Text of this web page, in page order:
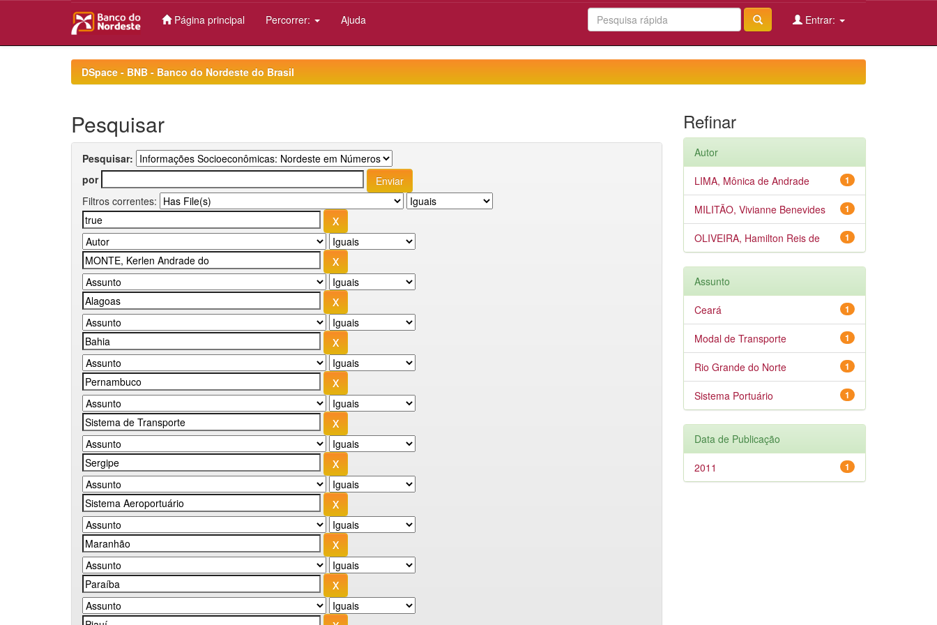
Página principal Percorrer: Ajuda Entrar:
DSpace - BNB - Banco do Nordeste do Brasil
Pesquisar
Pesquisar:
por
Filtros correntes:
Refinar
Autor
1
LIMA, Mônica de Andrade
1
MILITÃO, Vivianne Benevides
1
OLIVEIRA, Hamilton Reis de
Assunto
1
Ceará
1
Modal de Transporte
1
Rio Grande do Norte
1
Sistema Portuário
Data de Publicação
1
2011